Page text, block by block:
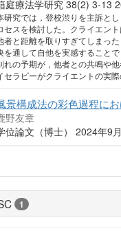
庭療法学研究 38(2) 3-13
研究では，登校渋りを主訴と
セスを検討した。クライエン
者と距離を取りすぎてしまっ
を通して自他を実感すること
れの予期が，他者との共鳴や
セラピーがクライエントの実
景構成法の彩色過程に
野友章
位論文（博士） 2024年9月
1